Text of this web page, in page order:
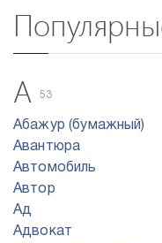
А
53
Абажур (бумажный)
Авантюра
Автомобиль
Автор
Ад
Адвокат